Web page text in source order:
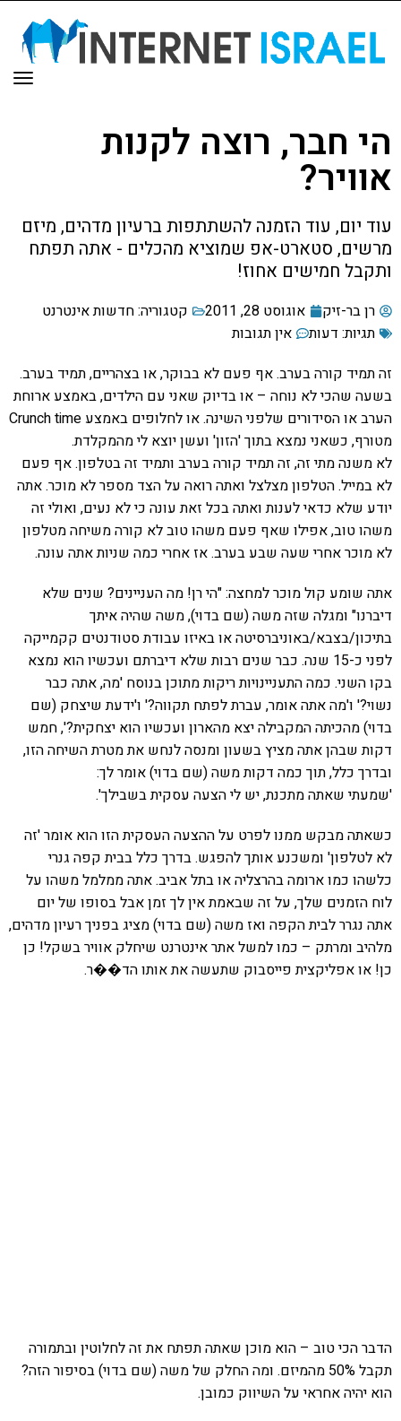
הי חבר, רוצה לקנות
אוויר?
עוד יום, עוד הזמנה להשתתפות ברעיון מדהים, מיזם
מרשים, סטארט-אפ שמוציא מהכלים - אתה תפתח
ותקבל חמישים אחוז!
רן בר-זיק אוגוסט 28, 2011 קטגוריה:חדשות אינטרנט
תגיות: דעות
אין תגובות
זה תמיד קורה בערב. אף פעם לא בבוקר, או בצהריים, תמיד בערב.
בשעה שהכי לא נוחה – או בדיוק שאני עם הילדים, באמצע ארוחת
הערב או הסידורים שלפני השינה. או לחלופים באמצע Crunch time
מטורף, כשאני נמצא בתוך 'הזון' ועשן יוצא לי מהמקלדת.
לא משנה מתי זה, זה תמיד קורה בערב ותמיד זה בטלפון. אף פעם
לא במייל. הטלפון מצלצל ואתה רואה על הצד מספר לא מוכר. אתה
יודע שלא כדאי לענות ואתה בכל זאת עונה כי לא נעים, ואולי זה
משהו טוב, אפילו שאף פעם משהו טוב לא קורה משיחה מטלפון
לא מוכר אחרי שעה שבע בערב. אז אחרי כמה שניות אתה עונה.
אתה שומע קול מוכר למחצה: "הי רן! מה העניינים? שנים שלא
דיברנו" ומגלה שזה משה (שם בדוי), משה שהיה איתך
בתיכון/בצבא/באוניברסיטה או באיזו עבודת סטודנטים קקמייקה
לפני כ-15 שנה. כבר שנים רבות שלא דיברתם ועכשיו הוא נמצא
בקו השני. כמה התעניינויות ריקות מתוכן בנוסח 'מה, אתה כבר
נשוי?' ו'מה אתה אומר, עברת לפתח תקווה?' ו'ידעת שיצחק (שם
בדוי) מהכיתה המקבילה יצא מהארון ועכשיו הוא יצחקית?', חמש
דקות שבהן אתה מציץ בשעון ומנסה לנחש את מטרת השיחה הזו,
ובדרך כלל, תוך כמה דקות משה (שם בדוי) אומר לך:
'שמעתי שאתה מתכנת, יש לי הצעה עסקית בשבילך'.
כשאתה מבקש ממנו לפרט על ההצעה העסקית הזו הוא אומר 'זה
לא לטלפון' ומשכנע אותך להפגש. בדרך כלל בבית קפה גנרי
כלשהו כמו ארומה בהרצליה או בתל אביב. אתה ממלמל משהו על
לוח הזמנים שלך, על זה שבאמת אין לך זמן אבל בסופו של יום
אתה נגרר לבית הקפה ואז משה (שם בדוי) מציג בפניך רעיון מדהים,
מלהיב ומרתק – כמו למשל אתר אינטרנט שיחלק אוויר בשקל! כן
כן! או אפליקצית פייסבוק שתעשה את אותו הד��ר.
הדבר הכי טוב – הוא מוכן שאתה תפתח את זה לחלוטין ובתמורה
תקבל 50% מהמיזם. ומה החלק של משה (שם בדוי) בסיפור הזה?
הוא יהיה אחראי על השיווק כמובן.